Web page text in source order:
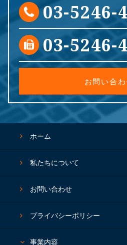
03-5246-
03-5246-
お問い合
ホーム
私たちについて
お問い合わせ
プライバシーポリシー
事業内容